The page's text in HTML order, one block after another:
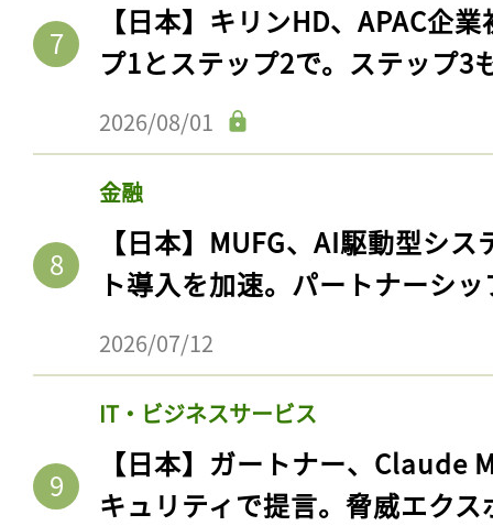
【日本】キリンHD、APAC企
プ1とステップ2で。ステップ3
2026/08/01
金融
【日本】MUFG、AI駆動型シ
ト導入を加速。パートナーシ
2026/07/12
IT・ビジネスサービス
【日本】ガートナー、Claude
キュリティで提言。脅威エク